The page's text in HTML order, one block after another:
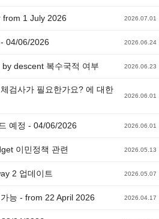
from 1 July 2026 2026.07.01
04/06/2026 2026.06.24
descent 복수국적 여부 2026.06.23
검사가 필요한가요? 에 대한
2026.06.01
예정 - 04/06/2026 2026.06.01
이민정책 관련 2026.05.13
2 업데이트 2026.05.07
능 - from 22 April 2026 2026.04.17